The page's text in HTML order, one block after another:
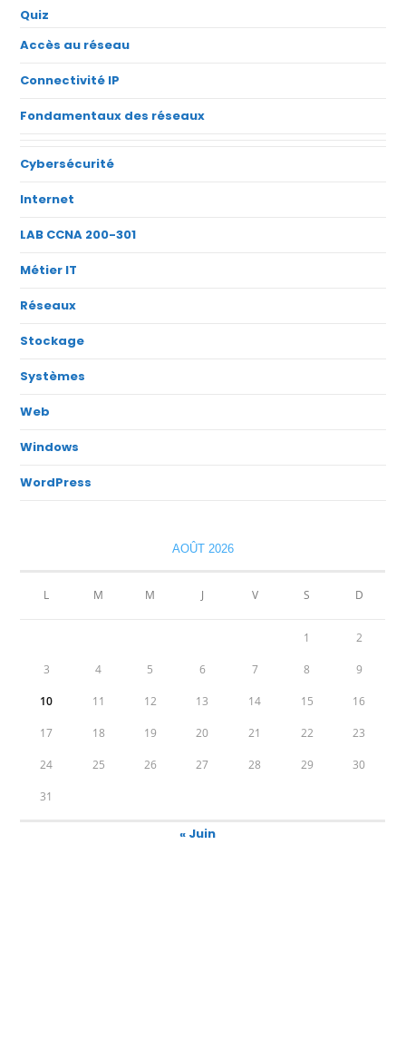
Quiz
Accès au réseau
Connectivité IP
Fondamentaux des réseaux
Cybersécurité
Internet
LAB CCNA 200-301
Métier IT
Réseaux
Stockage
Systèmes
Web
Windows
WordPress
AOÛT 2026
L M M J V S D
1 2
3 4 5 6 7 8 9
10 11 12 13 14 15 16
17 18 19 20 21 22 23
24 25 26 27 28 29 30
31
« Juin